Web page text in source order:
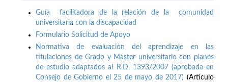
Guía facilitadora de la relación de la comunidad
universitaria con la discapacidad
Formulario Solicitud de Apoyo
Normativa de evaluación del aprendizaje en las
titulaciones de Grado y Máster universitario con planes
de estudio adaptados al R.D. 1393/2007 (aprobada en
Consejo de Gobierno el 25 de mayo de 2017) (Artículo